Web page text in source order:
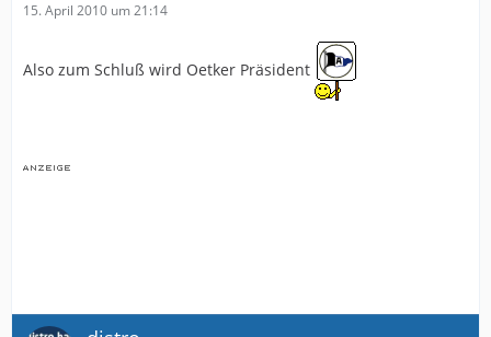
15. April 2010 um 21:14
Also zum Schluß wird Oetker Präsident